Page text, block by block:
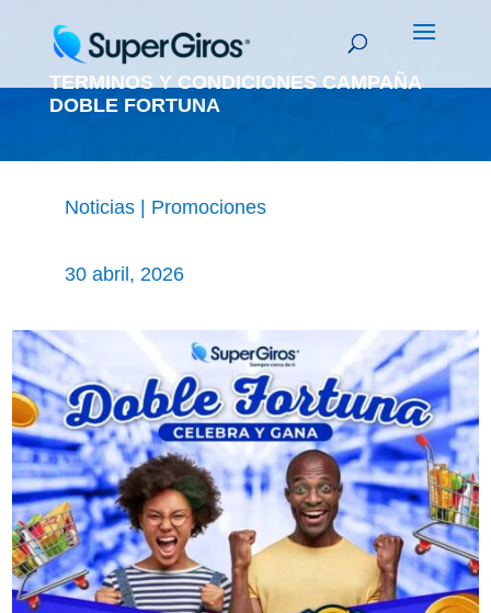
TERMINOS Y CONDICIONES CAMPAÑA
DOBLE FORTUNA
Noticias| Promociones
30 abril, 2026